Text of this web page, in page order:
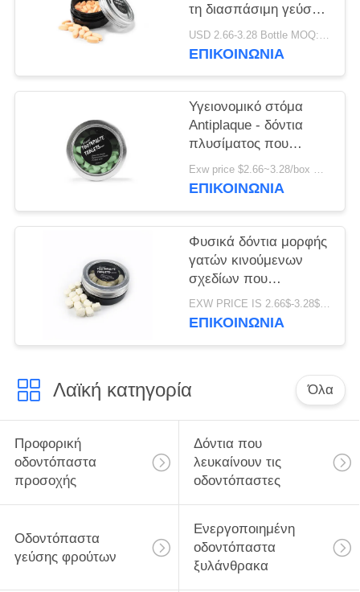
τη διασπάσιμη γεύση
γόμμας φυσαλίδων
ταμπλετών
USD 2.66-3.28 Bottle MOQ:150 μπουκάλια
ΕΠΙΚΟΙΝΩΝΊΑ
Υγειονομικό στόμα
Antiplaque - δόντια
πλυσίματος που
λευκαίνουν τις
ταμπλέτες
Exw price $2.66~3.28/box MOQ:5000 κιβώτια
ΕΠΙΚΟΙΝΩΝΊΑ
Φυσικά δόντια μορφής
γατών κινούμενων
σχεδίων που
λευκαίνουν τη
συσκευασία κιβωτίων
EXW PRICE IS 2.66$-3.28$/BOTTLE MOQ:κιβώτιο 60pcs *100
ΕΠΙΚΟΙΝΩΝΊΑ
Λαϊκή κατηγορία Όλα
Προφορική
οδοντόπαστα
προσοχής
Δόντια που
λευκαίνουν τις
οδοντόπαστες
Οδοντόπαστα
γεύσης φρούτων
Ενεργοποιημένη
οδοντόπαστα
ξυλάνθρακα